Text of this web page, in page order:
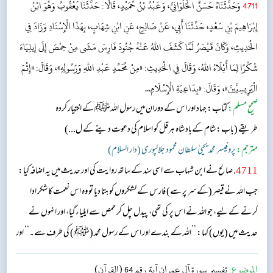
4711وَحَدَّثَنَاهُ حَسَنٌ الْحُلْوَانِيُّ، وَعَبْدُ بْنُ حُمَيْدٍ، قَالَا: حَدَّثَنَا يَعْقُوبُ وَهُوَ ابْنُ
إِبْرَاهِيمَ بْنِ سَعْدٍ، حَدَّثَنَا أَبِي، عَنْ صَالِحٍ، عَنِ ابْنِ شِهَابٍ، بِهَذَا الْإِسْنَادِ وَزَادَ فِي
الْحَدِيثِ، وَكَانَ قَيْصَرُ لَمَّا كَشَفَ اللهُ عَنْهُ جُنُودَ فَارِسَ مَشَى مِنْ حِمْصَ إِلَى إِيلِيَاءَ
شُكْرًا لِمَا أَبْلَاهُ اللهُ، وَقَالَ فِي الْحَدِيثِ: «مِنْ مُحَمَّدٍ عَبْدِ اللهِ وَرَسُولِهِ»، وَقَالَ: «إِثْمَ
الْيَرِيسِيِّينَ»، وَقَالَ: «بِدَاعِيَةِ الْإِسْلَامِ...
صحیح مسلم:کتاب: جہاد اور اس کے دوران میں رسول اللہﷺ کے اختیار کردہ
طریقے(باب: شام کےباد شاہ ہرقل کو اسلام کی دعوت دینے کے ل...)
مترجم:پروفیسر محمد یحییٰ سلطان محمود جلالپوری (دار السلام)
4711. صالح نے ابن شہاب سے اسی سند کے ساتھ روایت کی اور حدیث میں یہ اضافہ کیا:
جب اللہ نے قیصر (کے سر پر سے) فارس کے لشکروں کو ہتا دیا تو وہ اس نعمت کا شکر ادا
کرنے کے لیے، جو اللہ نے اس پر کی تھی، پیدل چل کر حمص سے ایلیاء گیا، اور انہوں نے
حدیث میں (یوں) کہا: ’’اللہ کے بندے اور اس کے رسول محمد (ﷺ) کی طرف سے۔‘‘ اور
انہوں نے (اریسین کے بجائے یاء کے ساتھ) یریسین اور ’’اسلام کی طرف بلانے والے کلمے
الموضوع:تفسير سورة آل عمران آية رقم 64 (القرآن)